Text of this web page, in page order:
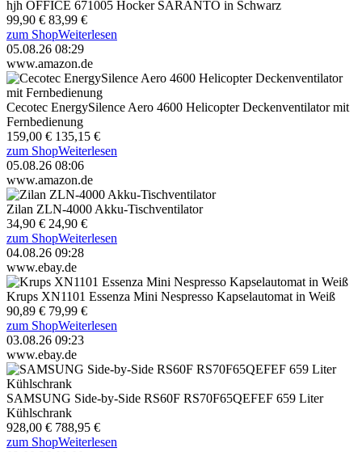
hjh OFFICE 671005 Hocker SARANTO in Schwarz
99,90 € 83,99 €
zum ShopWeiterlesen
05.08.26 08:29
www.amazon.de
Cecotec EnergySilence Aero 4600 Helicopter Deckenventilator mit
Fernbedienung
159,00 € 135,15 €
zum ShopWeiterlesen
05.08.26 08:06
www.amazon.de
Zilan ZLN-4000 Akku-Tischventilator
34,90 € 24,90 €
zum ShopWeiterlesen
04.08.26 09:28
www.ebay.de
Krups XN1101 Essenza Mini Nespresso Kapselautomat in Weiß
90,89 € 79,99 €
zum ShopWeiterlesen
03.08.26 09:23
www.ebay.de
SAMSUNG Side-by-Side RS60F RS70F65QEFEF 659 Liter
Kühlschrank
928,00 € 788,95 €
zum ShopWeiterlesen